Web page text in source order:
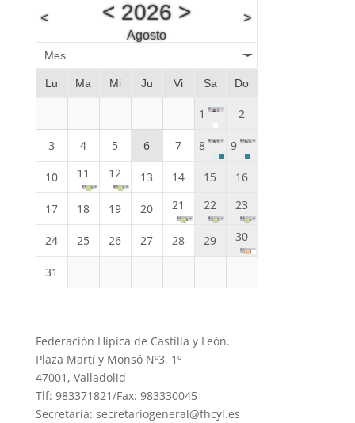
< < 2026>
Agosto
>
Mes
Lu Ma Mi Ju Vi Sa Do
1 2
3 4 5 6 7 8 9
10 11 12 13 14 15 16
17 18 19 20 21 22 23
24 25 26 27 28 29 30
31
Federación Hípica de Castilla y León.
Plaza Martí y Monsó Nº3, 1º
47001, Valladolid
Tlf: 983371821/Fax: 983330045
Secretaria: secretariogeneral@fhcyl.es